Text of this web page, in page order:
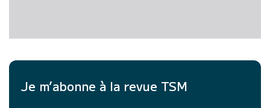
Je m’abonne à la revue TSM